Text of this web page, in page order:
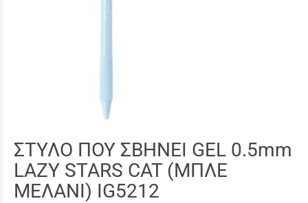
ΣΤΥΛΟ ΠΟΥ ΣΒΗΝΕΙ GEL 0.5mm
LAZY STARS CAT (ΜΠΛΕ
ΜΕΛΑΝΙ) IG5212